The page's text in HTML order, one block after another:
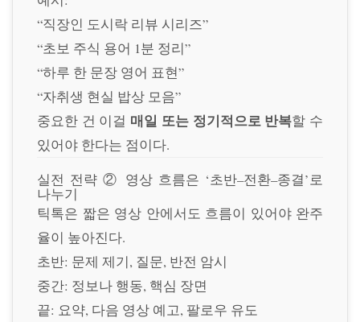
“직장인 도시락 리뷰 시리즈”
“초보 주식 용어 1분 정리”
“하루 한 문장 영어 표현”
“자취생 현실 밥상 모음”
중요한 건 이걸 매일 또는 정기적으로 반복할 수
있어야 한다는 점이다.
실전 전략 ② 영상 흐름은 ‘초반–전환–종결’로
나누기
틱톡은 짧은 영상 안에서도 흐름이 있어야 완주
율이 높아진다.
초반: 문제 제기, 질문, 반전 암시
중간: 정보나 행동, 핵심 장면
끝: 요약, 다음 영상 예고, 팔로우 유도